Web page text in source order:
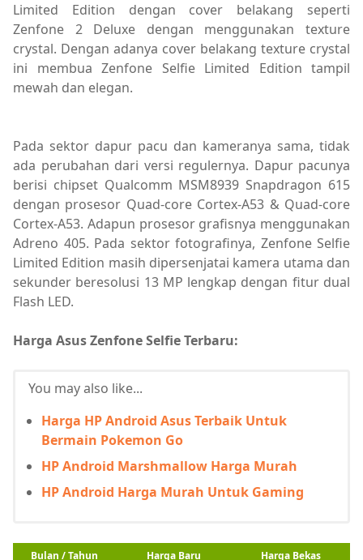
Limited Edition dengan cover belakang seperti
Zenfone 2 Deluxe dengan menggunakan texture
crystal. Dengan adanya cover belakang texture crystal
ini membua Zenfone Selfie Limited Edition tampil
mewah dan elegan.
Pada sektor dapur pacu dan kameranya sama, tidak
ada perubahan dari versi regulernya. Dapur pacunya
berisi chipset Qualcomm MSM8939 Snapdragon 615
dengan prosesor Quad-core Cortex-A53 & Quad-core
Cortex-A53. Adapun prosesor grafisnya menggunakan
Adreno 405. Pada sektor fotografinya, Zenfone Selfie
Limited Edition masih dipersenjatai kamera utama dan
sekunder beresolusi 13 MP lengkap dengan fitur dual
Flash LED.
Harga Asus Zenfone Selfie Terbaru:
You may also like...
Harga HP Android Asus Terbaik Untuk
Bermain Pokemon Go
HP Android Marshmallow Harga Murah
HP Android Harga Murah Untuk Gaming
Bulan / Tahun Harga Baru Harga Bekas